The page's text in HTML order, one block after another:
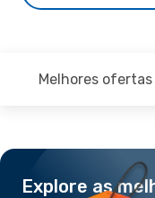
Melhores ofertas
Explore as